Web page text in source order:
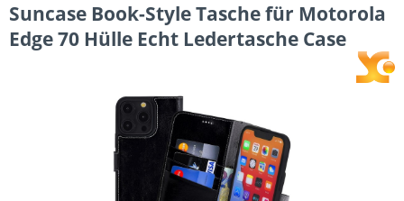
Suncase Book-Style Tasche für Motorola
Edge 70 Hülle Echt Ledertasche Case